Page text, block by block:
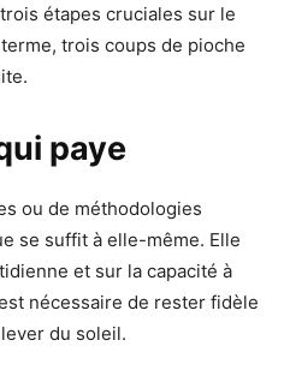
étapes cruciales sur le
trois coups de pioche
paye
ou de méthodologies
se suffit à elle-même. Elle
et sur la capacité à
nécessaire de rester fidèle
du soleil.